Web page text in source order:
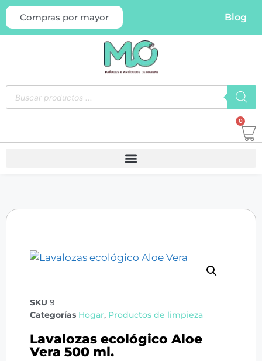
Compras por mayor Blog
0
SKU 9
Categorías Hogar, Productos de limpieza
Lavalozas ecológico Aloe
Vera 500 ml.